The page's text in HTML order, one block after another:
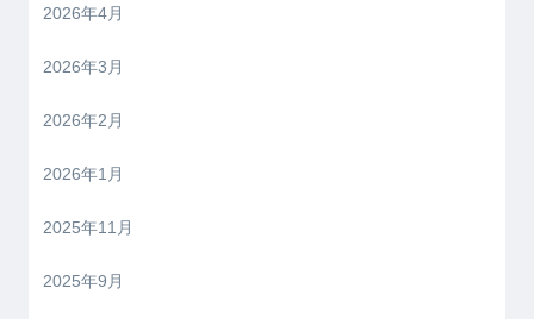
2026年4月
2026年3月
2026年2月
2026年1月
2025年11月
2025年9月